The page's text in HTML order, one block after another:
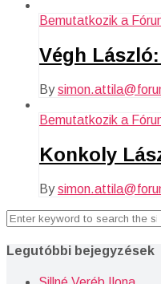
Bemutatkozik a
Végh
By
Bemutatkozik a
Konkoly
By
Search
for:
Legutóbbi bejegyzések